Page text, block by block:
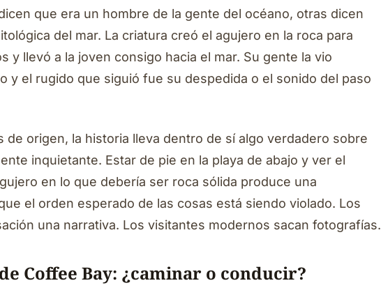
que era un hombre de la gente del océano, otras dicen
del mar. La criatura creó el agujero en la roca para
y llevó a la joven consigo hacia el mar. Su gente la vio
y el rugido que siguió fue su despedida o el sonido del paso
de origen, la historia lleva dentro de sí algo verdadero sobre
inquietante. Estar de pie en la playa de abajo y ver el
en lo que debería ser roca sólida produce una
el orden esperado de las cosas está siendo violado. Los
una narrativa. Los visitantes modernos sacan fotografías.
Coffee Bay: ¿caminar o conducir?